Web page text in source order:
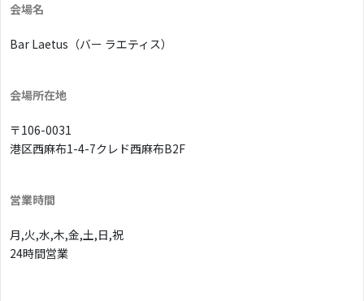
会場名
Bar Laetus（バー ラエティス）
会場所在地
〒106-0031
港区西麻布1-4-7クレド西麻布B2F
営業時間
月,火,水,木,金,土,日,祝
24時間営業